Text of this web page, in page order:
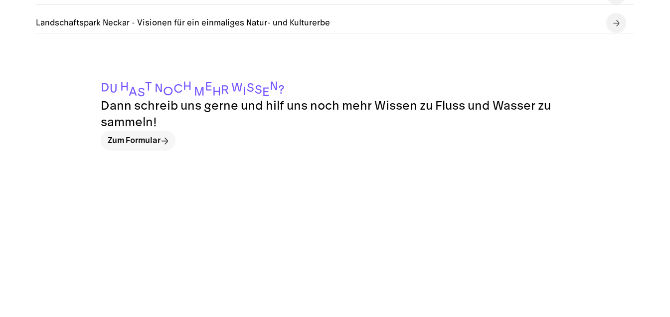
Landschaftspark Neckar - Visionen für ein einmaliges Natur- und Kulturerbe
DU HAST NOCH MEHR WISSEN?
Dann schreib uns gerne und hilf uns noch mehr Wissen zu Fluss und Wasser zu
sammeln!
Zum Formular